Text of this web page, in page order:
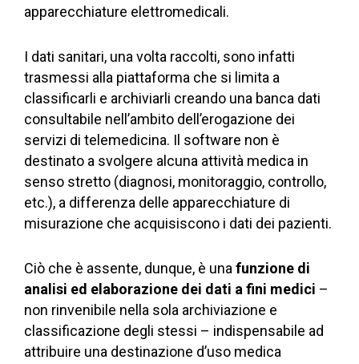
apparecchiature elettromedicali.
I dati sanitari, una volta raccolti, sono infatti
trasmessi alla piattaforma che si limita a
classificarli e archiviarli creando una banca dati
consultabile nell’ambito dell’erogazione dei
servizi di telemedicina. Il software non è
destinato a svolgere alcuna attività medica in
senso stretto (diagnosi, monitoraggio, controllo,
etc.), a differenza delle apparecchiature di
misurazione che acquisiscono i dati dei pazienti.
Ciò che è assente, dunque, è una funzione di
analisi ed elaborazione dei dati a fini medici –
non rinvenibile nella sola archiviazione e
classificazione degli stessi – indispensabile ad
attribuire una destinazione d’uso medica